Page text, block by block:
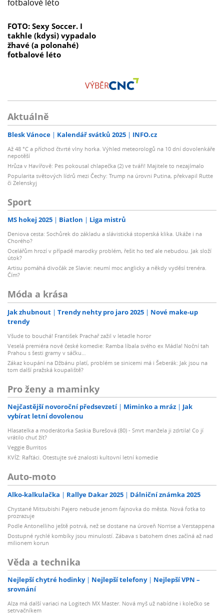
FOTO: Sexy Soccer. I
takhle (kdysi) vypadalo
žhavé (a polonahé)
fotbalové léto
VÝBĚR
Aktuálně
Blesk Vánoce Kalendář svátků 2025 INFO.cz
Až 48 °C a příchod čtvrté vlny horka. Výhled meteorologů na 10 dní dovolenkáře
nepotěší
Hrůza v Havířově: Pes pokousal chlapečka (2) ve tváři! Majitele to nezajímalo
Popularita světových lídrů mezi Čechy: Trump na úrovni Putina, překvapil Rutte
či Zelenskyj
Sport
MS hokej 2025 Biatlon Liga mistrů
Deniova cesta: Sochůrek do základu a slávistická stoperská klika. Ukáže i na
Chorého?
Ocelářům hrozí v případě marodky problém, řešit ho teď ale nebudou. Jak složí
útok?
Artisu pomáhá divočák ze Slavie: neumí moc anglicky a někdy vyděsí trenéra.
Čím?
Móda a krása
Jak zhubnout Trendy nehty pro jaro 2025
Nové make-up
trendy
Všude to bouchá! František Prachař zažil v letadle horor
Veselá premiéra nové české komedie: Ramba líbala svého ex Mádla! Noční tah
Prahou s šesti gramy v sáčku…
Zákaz koupání na Džbánu platí, problém se sinicemi má i Šeberák: Jak jsou na
tom další pražská koupaliště?
Pro ženy a maminky
Nejčastější novoroční předsevzetí Miminko a mráz
Jak
vybírat letní dovolenou
Hlasatelka a moderátorka Saskia Burešová (80) - Smrt manžela ji zdrtila! Co jí
vrátilo chuť žít?
Veggie Burritos
KVÍZ: Rafťáci. Otestujte své znalosti kultovní letní komedie
Auto-moto
Alko-kalkulačka Rallye Dakar 2025 Dálniční známka 2025
Chystané Mitsubishi Pajero nebude jenom fajnovka do města. Nová fotka to
prozrazuje
Podle Antonelliho ještě potrvá, než se dostane na úroveň Norrise a Verstappena
Dostupné rychlé kombíky jsou minulostí. Zábava s batohem dnes začíná až nad
milionem korun
Věda a technika
Nejlepší chytré hodinky Nejlepší telefony
Nejlepší VPN –
srovnání
Alza má další variaci na Logitech MX Master. Nová myš už nabídne i kolečko se
setrvačníkem